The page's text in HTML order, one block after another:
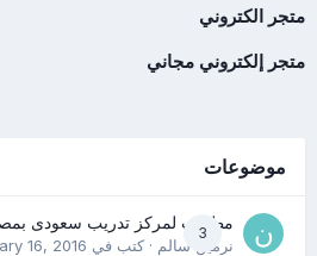
متجر الكتروني
متجر إلكتروني مجاني
موضوعات
3
مطلوب لمركز تدريب سعودى
نرمين سالم· كتب في 16, 2016